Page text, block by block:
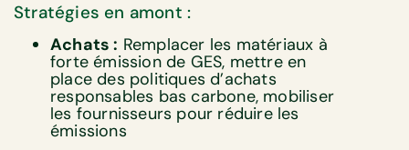
Stratégies en amont :
Achats : Remplacer les matériaux à
forte émission de GES, mettre en
place des politiques d’achats
responsables bas carbone, mobiliser
les fournisseurs pour réduire les
émissions